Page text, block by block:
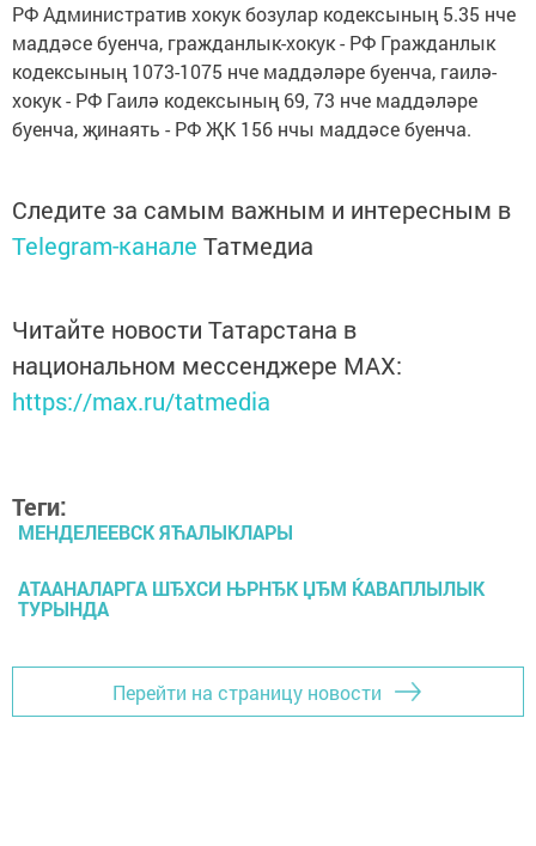
РФ Административ хокук бозулар кодексының 5.35 нче
маддәсе буенча, гражданлык-хокук - РФ Гражданлык
кодексының 1073-1075 нче маддәләре буенча, гаилә-
хокук - РФ Гаилә кодексының 69, 73 нче маддәләре
буенча, җинаять - РФ ҖК 156 нчы маддәсе буенча.
Следите за самым важным и интересным в
Telegram-канале Татмедиа
Читайте новости Татарстана в
национальном мессенджере MАХ:
https://max.ru/tatmedia
Теги:
МЕНДЕЛЕЕВСК ЯЋАЛЫКЛАРЫ
АТААНАЛАРГА ШЂХСИ ЊРНЂК ЏЂМ ЌАВАПЛЫЛЫК
ТУРЫНДА
Перейти на страницу новости